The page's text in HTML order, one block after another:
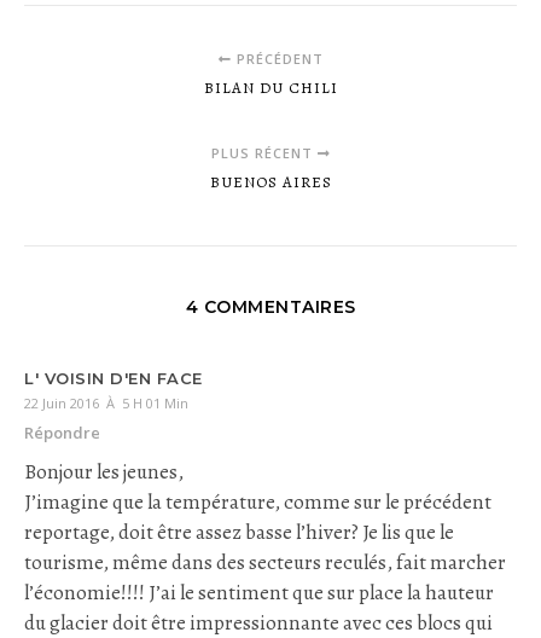
PRÉCÉDENT
BILAN DU CHILI
PLUS RÉCENT
BUENOS AIRES
4 COMMENTAIRES
L' VOISIN D'EN FACE
22 Juin 2016 À 5 H 01 Min
Répondre
Bonjour les jeunes,
J’imagine que la température, comme sur le précédent
reportage, doit être assez basse l’hiver? Je lis que le
tourisme, même dans des secteurs reculés, fait marcher
l’économie!!!! J’ai le sentiment que sur place la hauteur
du glacier doit être impressionnante avec ces blocs qui